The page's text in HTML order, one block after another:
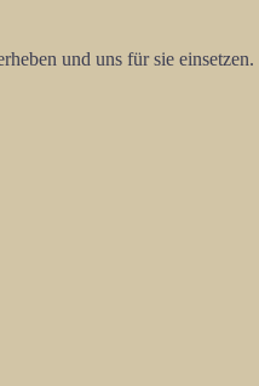
und uns für sie einsetzen.